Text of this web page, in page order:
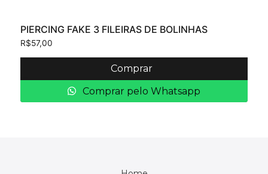
PIERCING FAKE 3 FILEIRAS DE BOLINHAS
R$57,00
Comprar
Comprar pelo Whatsapp